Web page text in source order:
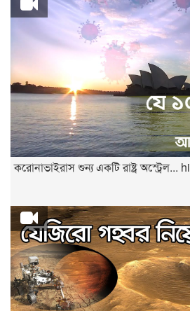
করোনাভাইরাস শুন্য একটি রাষ্ট্র অস্ট্রেল... hi